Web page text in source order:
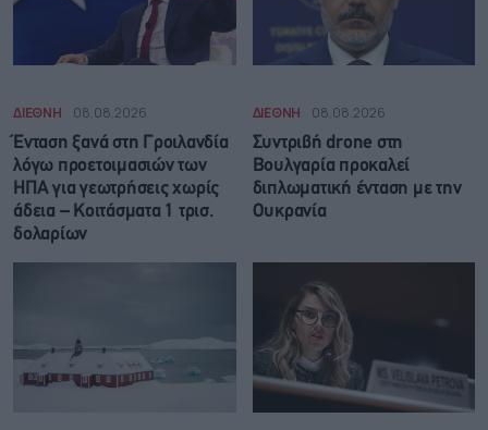
ΔΙΕΘΝΗ 08.08.2026
Ένταση ξανά στη Γροιλανδία
λόγω προετοιμασιών των
ΗΠΑ για γεωτρήσεις χωρίς
άδεια – Κοιτάσματα 1 τρισ.
δολαρίων
ΔΙΕΘΝΗ 08.08.2026
Συντριβή drone στη
Βουλγαρία προκαλεί
διπλωματική ένταση με την
Ουκρανία